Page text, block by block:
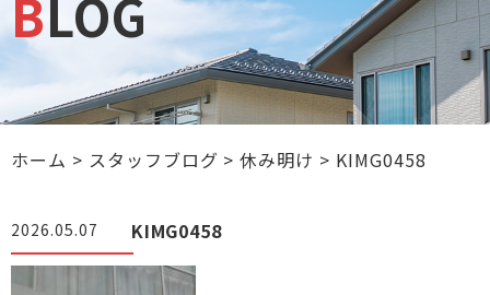
BLOG
ホーム > スタッフブログ >休み明け > KIMG0458
2026.05.07 KIMG0458